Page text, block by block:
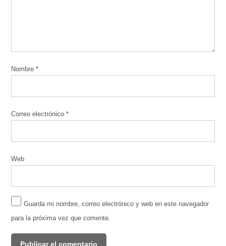
Nombre*
Correo electrónico*
Web
Guarda mi nombre, correo electrónico y web en este navegador
para la próxima vez que comente.